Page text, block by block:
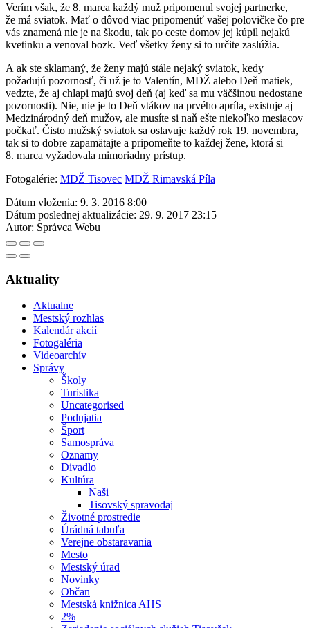
Verím však, že 8. marca každý muž pripomenul svojej partnerke,
že má sviatok. Mať o dôvod viac pripomenúť vašej polovičke čo pre
vás znamená nie je na škodu, tak po ceste domov jej kúpil nejakú
kvetinku a venoval bozk. Veď všetky ženy si to určite zaslúžia.
A ak ste sklamaný, že ženy majú stále nejaký sviatok, kedy
požadujú pozornosť, či už je to Valentín, MDŽ alebo Deň matiek,
vedzte, že aj chlapi majú svoj deň (aj keď sa mu väčšinou nedostane
pozornosti). Nie, nie je to Deň vtákov na prvého apríla, existuje aj
Medzinárodný deň mužov, ale musíte si naň ešte niekoľko mesiacov
počkať. Čisto mužský sviatok sa oslavuje každý rok 19. novembra,
tak si to dobre zapamätajte a pripomeňte to každej žene, ktorá si
8. marca vyžadovala mimoriadny prístup.
Fotogalérie: MDŽ Tisovec MDŽ Rimavská Píla
Dátum vloženia: 9. 3. 2016 8:00
Dátum poslednej aktualizácie: 29. 9. 2017 23:15
Autor: Správca Webu
Aktuality
Aktualne
Mestský rozhlas
Kalendár akcií
Fotogaléria
Videoarchív
Správy
Školy
Turistika
Uncategorised
Podujatia
Šport
Samospráva
Oznamy
Divadlo
Kultúra
Naši
Tisovský spravodaj
Životné prostredie
Úrádná tabuľa
Verejne obstaravania
Mesto
Mestský úrad
Novinky
Občan
Mestská knižnica AHS
2%